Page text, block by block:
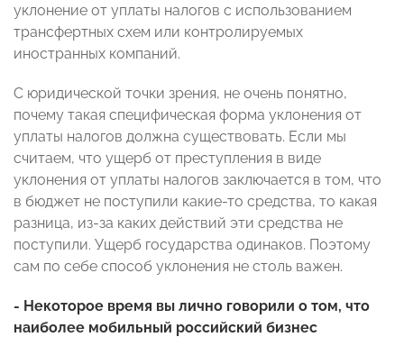
уклонение от уплаты налогов с использованием
трансфертных схем или контролируемых
иностранных компаний.
С юридической точки зрения, не очень понятно,
почему такая специфическая форма уклонения от
уплаты налогов должна существовать. Если мы
считаем, что ущерб от преступления в виде
уклонения от уплаты налогов заключается в том, что
в бюджет не поступили какие-то средства, то какая
разница, из-за каких действий эти средства не
поступили. Ущерб государства одинаков. Поэтому
сам по себе способ уклонения не столь важен.
- Некоторое время вы лично говорили о том, что
наиболее мобильный российский бизнес